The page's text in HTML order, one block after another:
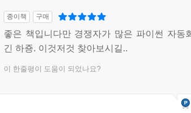
종이책 구매
좋은 책입니다만 경쟁자가 많은 파이썬 자동
긴 하죵. 이것저것 찾아보시길..
이 한줄평이 도움이 되었나요?